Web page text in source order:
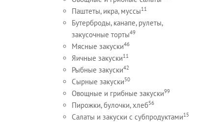
Паштеты, икра, муссы11
Бутерброды, канапе, рулеты,
закусочные торты49
Мясные закуски46
Яичные закуски11
Рыбные закуски42
Сырные закуски50
Овощные и грибные закуски99
Пирожки, булочки, хлеб56
Салаты и закуски с субпродуктами15